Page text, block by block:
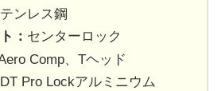
ンレス鋼
： センターロック
Comp、Tヘッド
Pro Lockアルミニウム